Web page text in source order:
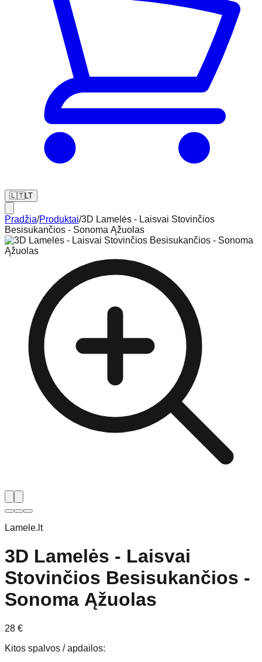
🇱🇹LT
Pradžia/Produktai/3D Lamelės - Laisvai Stovinčios
Besisukančios - Sonoma Ąžuolas
Lamele.lt
3D Lamelės - Laisvai
Stovinčios Besisukančios -
Sonoma Ąžuolas
28 €
Kitos spalvos / apdailos: